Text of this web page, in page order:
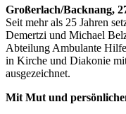
Großerlach/Backnang,
Seit mehr als 25 Jahren
Demertzi und Michael
Abteilung Ambulante
in Kirche und Diakonie
ausgezeichnet.
Mit Mut und